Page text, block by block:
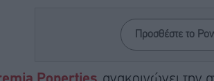
Προσθέστε το